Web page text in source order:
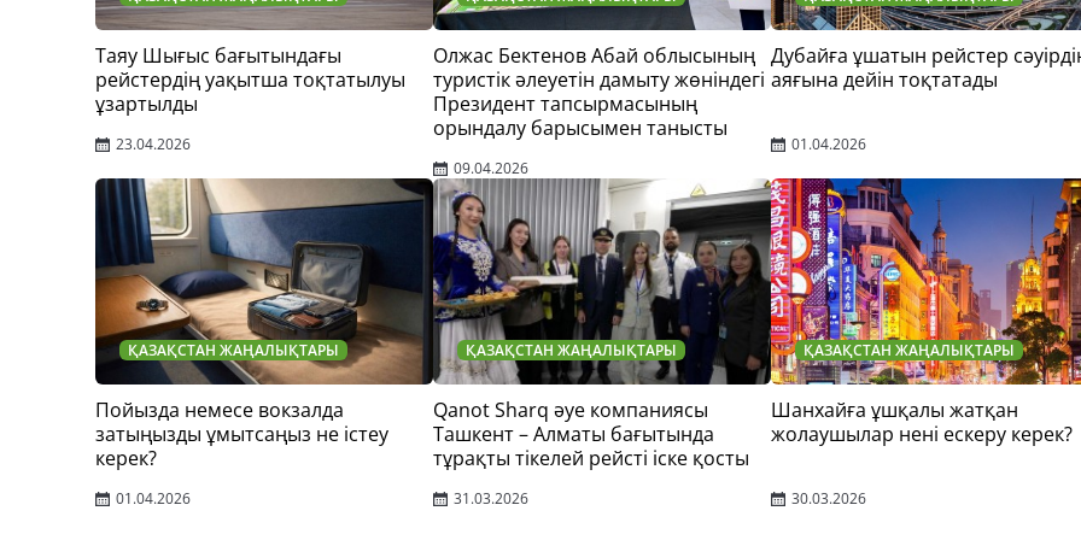
Таяу Шығыс бағытындағы
рейстердің уақытша тоқтатылуы
ұзартылды
23.04.2026
Олжас Бектенов Абай облысының
туристік әлеуетін дамыту жөніндегі
Президент тапсырмасының
орындалу барысымен танысты
09.04.2026
Дубайға ұшатын рейстер
аяғына дейін тоқтатады
01.04.2026
ҚАЗАҚСТАН ЖАҢАЛЫҚТАРЫ
Пойызда немесе вокзалда
затыңызды ұмытсаңыз не істеу
керек?
01.04.2026
ҚАЗАҚСТАН ЖАҢАЛЫҚТАРЫ
Qanot Sharq әуе компаниясы
Ташкент – Алматы бағытында
тұрақты тікелей рейсті іске қосты
31.03.2026
ҚАЗАҚСТАН ЖАҢАЛЫҚТАРЫ
Шанхайға ұшқалы жатқан
жолаушылар нені ескеру керек?
30.03.2026